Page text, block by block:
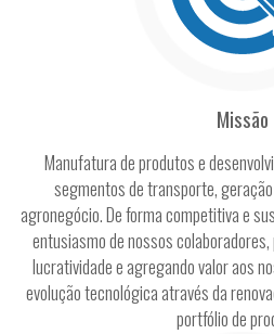
Missão
Manufatura de produtos e
segmentos de transporte,
agronegócio. De forma competitiva e
entusiasmo de nossos
lucratividade e agregando valor aos
evolução tecnológica através da
portfólio de